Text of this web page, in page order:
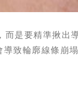
是要精準揪
致輪廓線條崩